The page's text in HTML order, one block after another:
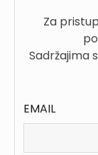
Za
Sadržajima
EMAIL